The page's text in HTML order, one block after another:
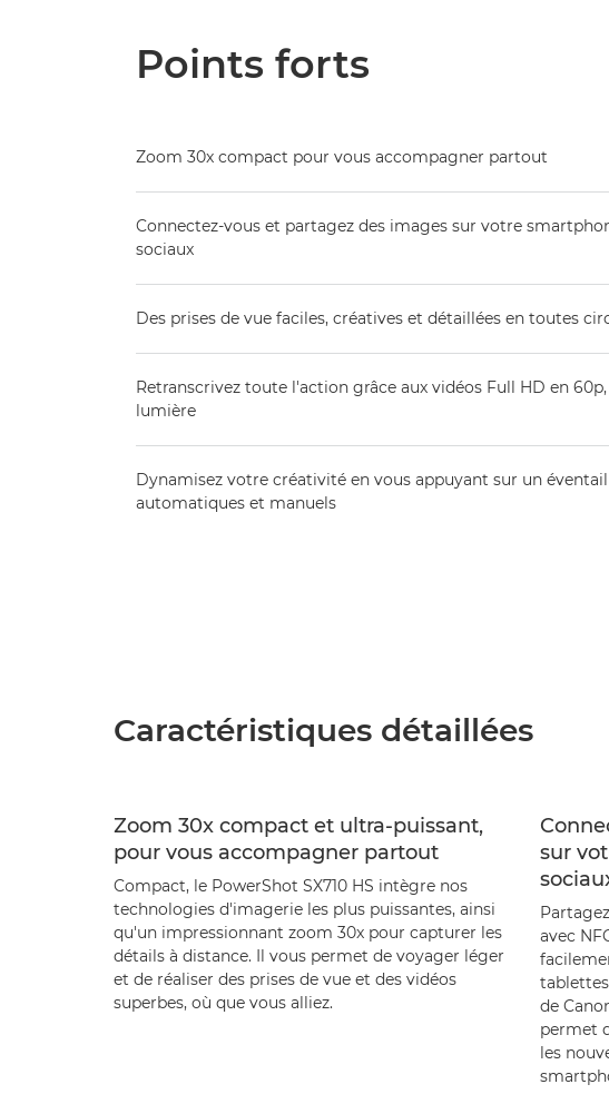
Points forts
Zoom 30x compact pour vous accompagner partout
Connectez-vous et partagez des images sur votre
sociaux
Des prises de vue faciles, créatives et détaillées en toutes
Retranscrivez toute l'action grâce aux vidéos Full HD en
lumière
Dynamisez votre créativité en vous appuyant sur un
automatiques et manuels
Caractéristiques détaillées
Zoom 30x compact et ultra-puissant,
pour vous accompagner partout
Compact, le PowerShot SX710 HS intègre nos
technologies d'imagerie les plus puissantes, ainsi
qu'un impressionnant zoom 30x pour capturer les
détails à distance. Il vous permet de voyager léger
et de réaliser des prises de vue et des vidéos
superbes, où que vous alliez.
sur
avec
de
permet
les